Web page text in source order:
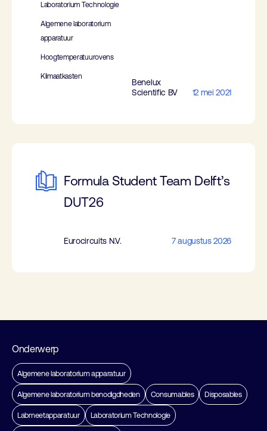
Onderwerp
Algemene laboratorium apparatuur
Algemene laboratorium benodigdheden Consumables Disposables
Labmeetapparatuur Laboratorium Technologie
Laboratorium Technologie
Algemene laboratorium
apparatuur
Hoogtemperatuurovens
Klimaatkasten
Benelux
Scientific BV
12 mei 2021
Formula Student Team Delft’s
DUT26
Eurocircuits N.V. 7 augustus 2026